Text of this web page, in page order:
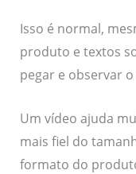
Isso é normal,
produto e textos
pegar e observar
Um vídeo ajuda
mais fiel do
formato do